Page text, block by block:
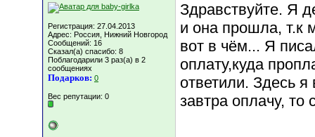
Регистрация: 27.04.2013
Адрес: Россия, Нижний Новгород
Сообщений: 16
Сказал(а) спасибо: 8
Поблагодарили 3 раз(а) в 2
сообщениях
Подарков: 0
Вес репутации: 0
Здравствуйте. Я
и она прошла, т.к
вот в чём... Я
оплату,куда
ответили. Здесь
завтра оплачу, то